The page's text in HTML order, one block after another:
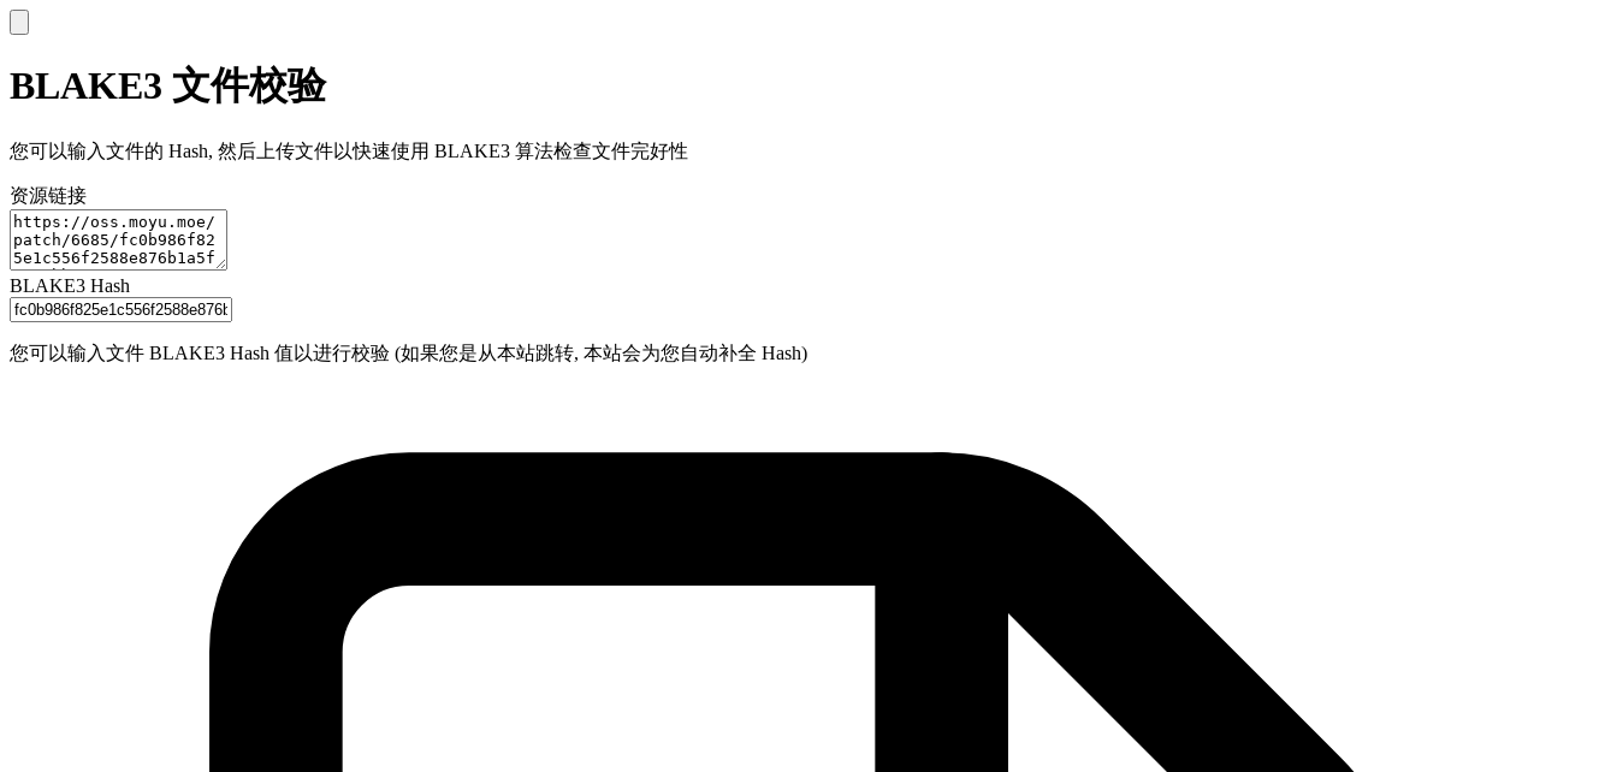
BLAKE3 文件校验
您可以输入文件的 Hash, 然后上传文件以快速使用 BLAKE3 算法检查文件完好性
资源链接
BLAKE3 Hash
您可以输入文件 BLAKE3 Hash 值以进行校验 (如果您是从本站跳转, 本站会为您自动补全 Hash)